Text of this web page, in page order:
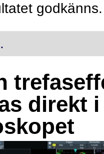
godkänns.
direkt i